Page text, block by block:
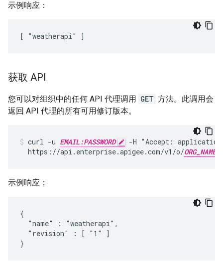
示例响应：
[ "weatherapi" ]
获取 API
您可以对组织中的任何 API 代理调用 GET 方法。此调用会
返回 API 代理的所有可用修订版本。
curl -u EMAIL:PASSWORD
-H "Accept:
  https://api.enterprise.apigee.com/v1/o/
ORG_NAME
示例响应：
{
  "name" : "weatherapi",
  "revision" : [ "1" ]
}